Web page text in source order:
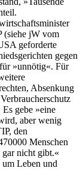
(siehe jW vom
geforderte
gegen
»unnötig«. Für
Absenkung
gebe »eine
aber wenig
den
Menschen
gar nicht gibt.«
Leben und